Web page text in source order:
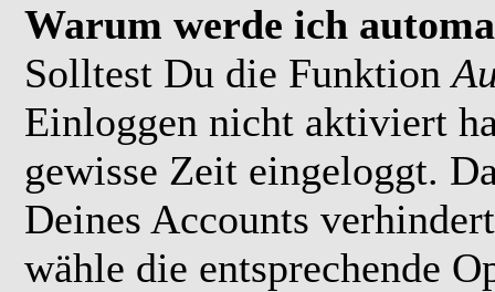
Warum werde ich
Solltest Du die Funktion
Einloggen nicht aktiviert
gewisse Zeit eingeloggt.
Deines Accounts
wähle die entsprechende